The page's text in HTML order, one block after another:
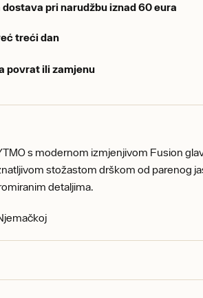
dostava pri narudžbu iznad 60 eura
treći dan
povrat ili zamjenu
s modernom izmjenjivom Fusion
stožastom drškom od parenog
detaljima.